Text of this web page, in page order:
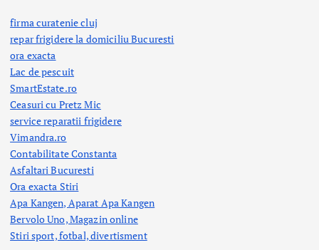
firma curatenie cluj
repar frigidere la domiciliu Bucuresti
ora exacta
Lac de pescuit
SmartEstate.ro
Ceasuri cu Pretz Mic
service reparatii frigidere
Vimandra.ro
Contabilitate Constanta
Asfaltari Bucuresti
Ora exacta Stiri
Apa Kangen, Aparat Apa Kangen
Bervolo Uno, Magazin online
Stiri sport, fotbal,divertisment